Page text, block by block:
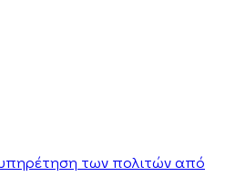
των πολιτών από